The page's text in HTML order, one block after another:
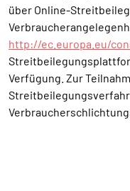
über Online-
http://ec.europa.eu/
Verfügung. Zur